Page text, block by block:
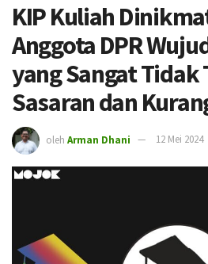
KIP Kuliah
Anggota DPR
yang Sangat Tidak
Sasaran dan
oleh Arman Dhani 12 Mei 2024